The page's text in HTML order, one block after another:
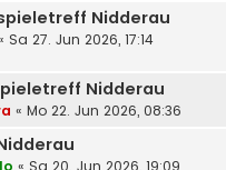
Nidderau
Sa 27. Jun 2026, 17:14
Nidderau
« Mo 22. Jun 2026, 08:36